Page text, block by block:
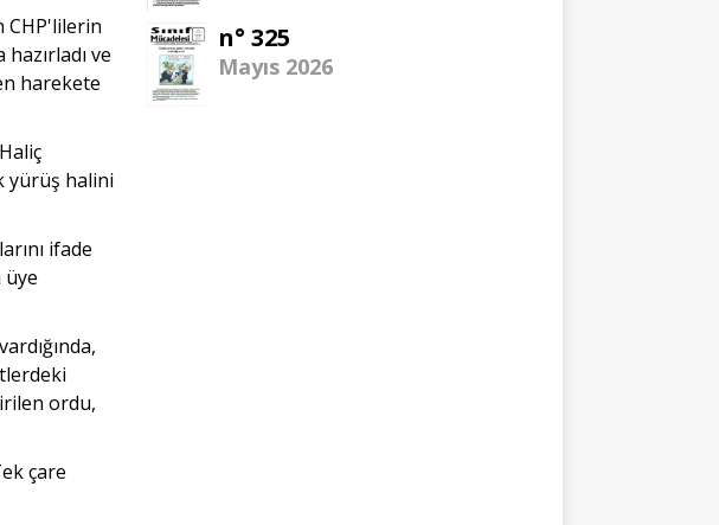
CHP'lilerin
ve
harekete
yürüş halini
ifade
üye
ordu,
çare
n° 325
Mayıs 2026